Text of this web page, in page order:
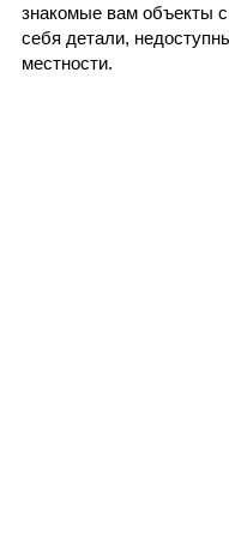
знакомые вам объекты с
себя детали,
местности.